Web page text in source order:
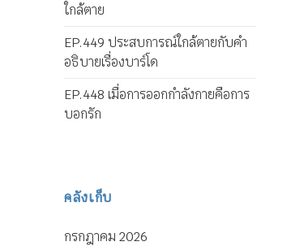
ใกล้ตาย
EP.449 ประสบการณ์ใกล้ตายกับคำ
อธิบายเรื่องบาร์โด
EP.448 เมื่อการออกกำลังกายคือการ
บอกรัก
คลังเก็บ
กรกฎาคม 2026